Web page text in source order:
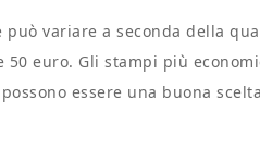
variare a seconda della
50 euro. Gli stampi più
essere una buona